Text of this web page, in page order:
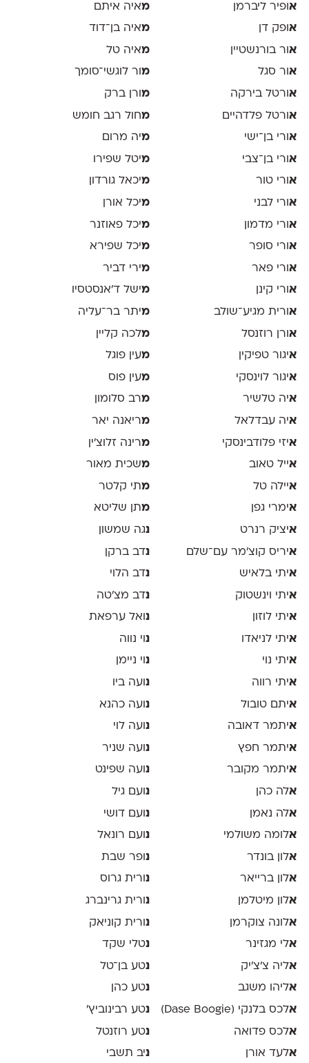
אופיר ליברמן
אופק דן
אור בורנשטיין
אור סגל
אורטל בירקה
אורטל פלדהיים
אורי בן־ישי
אורי בן־צבי
אורי טור
אורי לבני
אורי מדמון
אורי סופר
אורי פאר
אורי קינן
אורית מגיע־שולב
אורן רוזנסל
איגור טפיקין
איגור לוינסקי
איה טלשיר
איה עבדלאל
איזי פלודבינסקי
אייל טאוב
איילה טל
אימרי גפן
איציק רנרט
איריס קוצ׳מר עם־שלם
איתי בלאיש
איתי וינשטוק
איתי לוזון
איתי לניאדו
איתי נוי
איתי רווה
איתם טובול
איתמר דאובה
איתמר חפץ
איתמר מקובר
אלה כהן
אלה נאמן
אלומה משולמי
אלון בונדר
אלון ברייאר
אלון מיטלמן
אלונה צוקרמן
אלי מגזינר
אליה צ׳צ׳יק
אליהו משגב
אלכס בלנקי (Dase Boogie)
אלכס פדואה
אלעד אורן
מאיה איתם
מאיה בן־דוד
מאיה טל
מור לוגשי־סומך
מ ורן ברק
מחול רגב חומש
מיה מרום
מיטל שפירו
מיכאל גורדון
מיכל אורן
מיכל פאוזנר
מיכל שפירא
מירי דביר
מישל ד׳אנסטסיו
מיתר בר־עליה
מלכה קליין
מעין פוגל
מעין פוס
מרב סלומון
מריאנה יאר
מרינה זלוצ׳ין
משכית מאור
מתי קלטר
מתן שליטא
נגה שמשון
נדב ברקן
נדב הלוי
נדב מצ׳טה
נואל ערפאת
נ וי נווה
נוי ניימן
נ ועה ביו
נ ועה כהנא
נועה לוי
נ ועה שניר
נועה שפינט
נ ועם גיל
נ ועם דושי
נועם רונאל
נ ופר שבת
נורית גרוס
נ ורית גרינברג
נ ורית קוניאק
נטלי שקד
נטע בן־טל
נטע כהן
נטע רבינוביץ׳
נטע רוזנטל
ניב תשבי